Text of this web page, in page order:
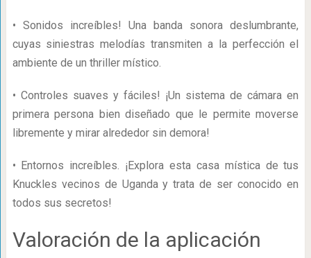
• Sonidos increíbles! Una banda sonora deslumbrante,
cuyas siniestras melodías transmiten a la perfección el
ambiente de un thriller místico.
• Controles suaves y fáciles! ¡Un sistema de cámara en
primera persona bien diseñado que le permite moverse
libremente y mirar alrededor sin demora!
• Entornos increíbles. ¡Explora esta casa mística de tus
Knuckles vecinos de Uganda y trata de ser conocido en
todos sus secretos!
Valoración de la aplicación